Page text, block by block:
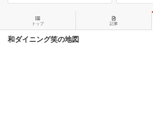
トップ 記事
和ダイニング笑の地図